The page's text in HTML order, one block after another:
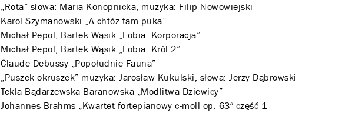
„Rota” słowa: Maria Konopnicka, muzyka: Filip Nowowiejski
Karol Szymanowski „A chtóz tam puka”
Michał Pepol, Bartek Wąsik „Fobia. Korporacja”
Michał Pepol, Bartek Wąsik „Fobia. Król 2”
Claude Debussy „Popołudnie Fauna”
„Puszek okruszek” muzyka: Jarosław Kukulski, słowa: Jerzy Dąbrowski
Tekla Bądarzewska-Baranowska „Modlitwa Dziewicy”
Johannes Brahms „Kwartet fortepianowy c-moll op. 63″ część 1